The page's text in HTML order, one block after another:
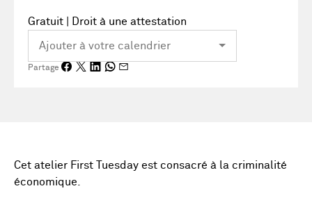
Gratuit | Droit à une attestation
Partage
Cet atelier First Tuesday est consacré à la criminalité
économique.